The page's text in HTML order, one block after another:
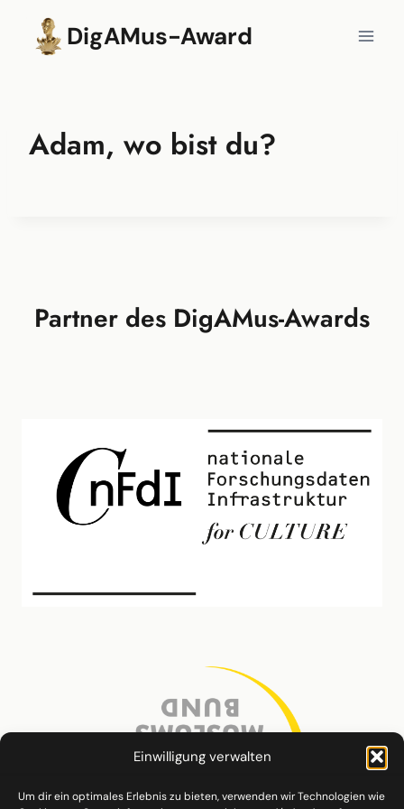
Einwilligung verwalten
Um dir ein optimales Erlebnis zu bieten, verwenden wir Technologien wie
springen
DigAMus-Award
Adam, wo bist du?
Partner des DigAMus-Awards